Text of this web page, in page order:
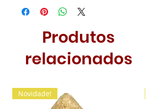
Produtos
relacionados
Novidade!